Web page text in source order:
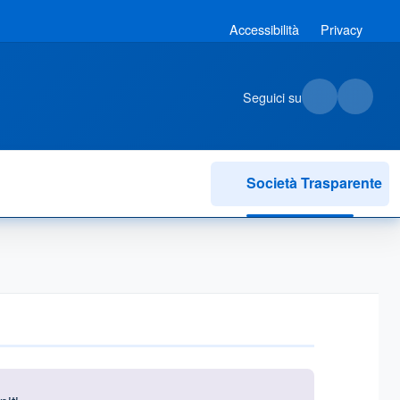
Accessibilità Privacy
Seguici su
Società Trasparente